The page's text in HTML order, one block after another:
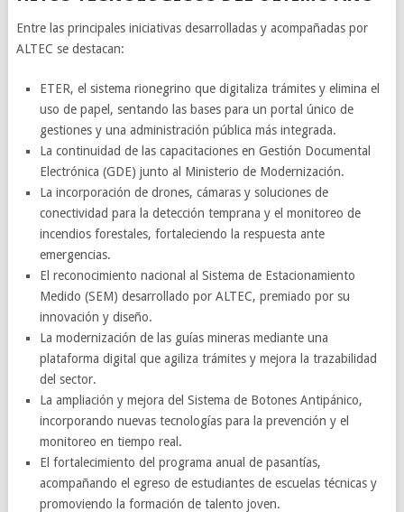
Entre las principales iniciativas desarrolladas y acompañadas por
ALTEC se destacan:
ETER, el sistema rionegrino que digitaliza trámites y elimina el
uso de papel, sentando las bases para un portal único de
gestiones y una administración pública más integrada.
La continuidad de las capacitaciones en Gestión Documental
Electrónica (GDE) junto al Ministerio de Modernización.
La incorporación de drones, cámaras y soluciones de
conectividad para la detección temprana y el monitoreo de
incendios forestales, fortaleciendo la respuesta ante
emergencias.
El reconocimiento nacional al Sistema de Estacionamiento
Medido (SEM) desarrollado por ALTEC, premiado por su
innovación y diseño.
La modernización de las guías mineras mediante una
plataforma digital que agiliza trámites y mejora la trazabilidad
del sector.
La ampliación y mejora del Sistema de Botones Antipánico,
incorporando nuevas tecnologías para la prevención y el
monitoreo en tiempo real.
El fortalecimiento del programa anual de pasantías,
acompañando el egreso de estudiantes de escuelas técnicas y
promoviendo la formación de talento joven.